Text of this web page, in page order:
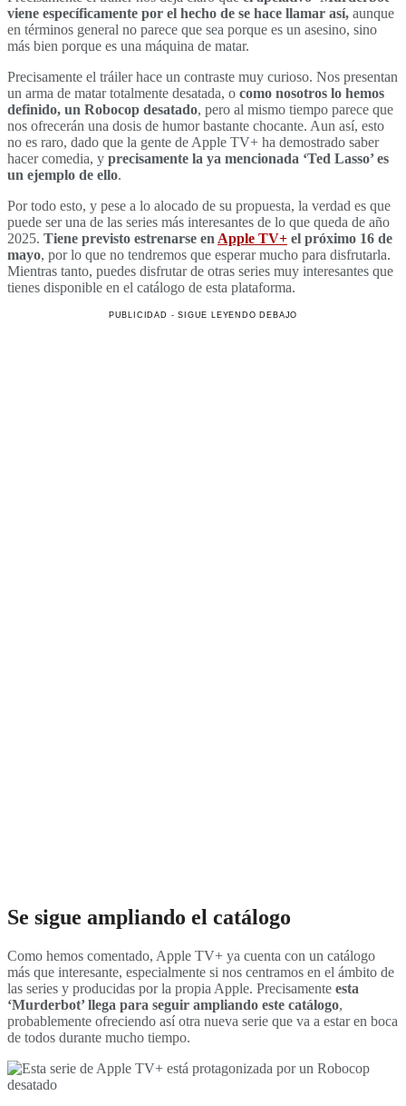
viene específicamente por el hecho de se hace llamar así, aunque
en términos general no parece que sea porque es un asesino, sino
más bien porque es una máquina de matar.
Precisamente el tráiler hace un contraste muy curioso. Nos presentan
un arma de matar totalmente desatada, o como nosotros lo hemos
definido, un Robocop desatado, pero al mismo tiempo parece que
nos ofrecerán una dosis de humor bastante chocante. Aun así, esto
no es raro, dado que la gente de Apple TV+ ha demostrado saber
hacer comedia, y precisamente la ya mencionada ‘Ted Lasso’ es
un ejemplo de ello.
Por todo esto, y pese a lo alocado de su propuesta, la verdad es que
puede ser una de las series más interesantes de lo que queda de año
2025. Tiene previsto estrenarse en Apple TV+ el próximo 16 de
mayo, por lo que no tendremos que esperar mucho para disfrutarla.
Mientras tanto, puedes disfrutar de otras series muy interesantes que
tienes disponible en el catálogo de esta plataforma.
Se sigue ampliando el catálogo
Como hemos comentado, Apple TV+ ya cuenta con un catálogo
más que interesante, especialmente si nos centramos en el ámbito de
las series y producidas por la propia Apple. Precisamente esta
‘Murderbot’ llega para seguir ampliando este catálogo,
probablemente ofreciendo así otra nueva serie que va a estar en boca
de todos durante mucho tiempo.